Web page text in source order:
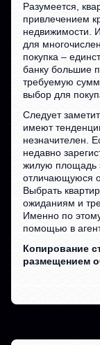
Разумеется,
привлечением
недвижимости.
для
покупка –
банку большие
требуемую
выбор для
Следует
имеют
незначителен.
недавно
жилую площадь
отличающуюся
Выбрать
ожиданиям и
Именно по
помощью в
Копирование
размещением